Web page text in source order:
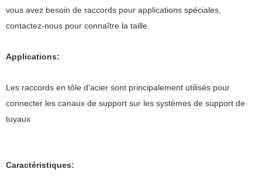
vous avez besoin de raccords pour applications spéciales,
contactez-nous pour connaître la taille.
Applications:
Les raccords en tôle d'acier sont principalement utilisés pour
connecter les canaux de support sur les systèmes de support de
tuyaux
Caractéristiques: